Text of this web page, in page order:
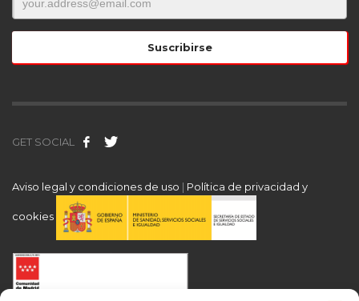
GET SOCIAL
Aviso legal y condiciones de uso | Política de privacidad y
cookies